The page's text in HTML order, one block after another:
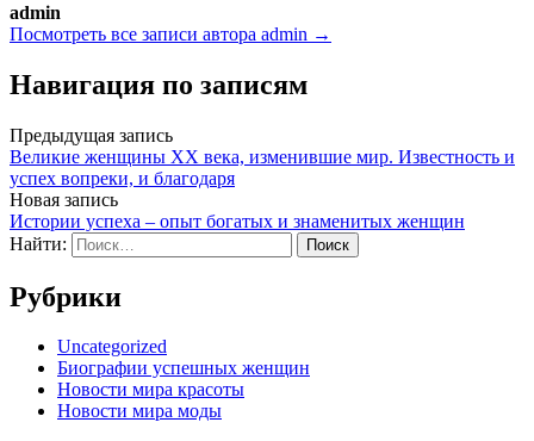
admin
Посмотреть все записи автора admin →
Навигация по записям
Предыдущая запись
Великие женщины XX века, изменившие мир. Известность и
успех вопреки, и благодаря
Новая запись
Истории успеха – опыт богатых и знаменитых женщин
Найти:
Рубрики
Uncategorized
Биографии успешных женщин
Новости мира красоты
Новости мира моды